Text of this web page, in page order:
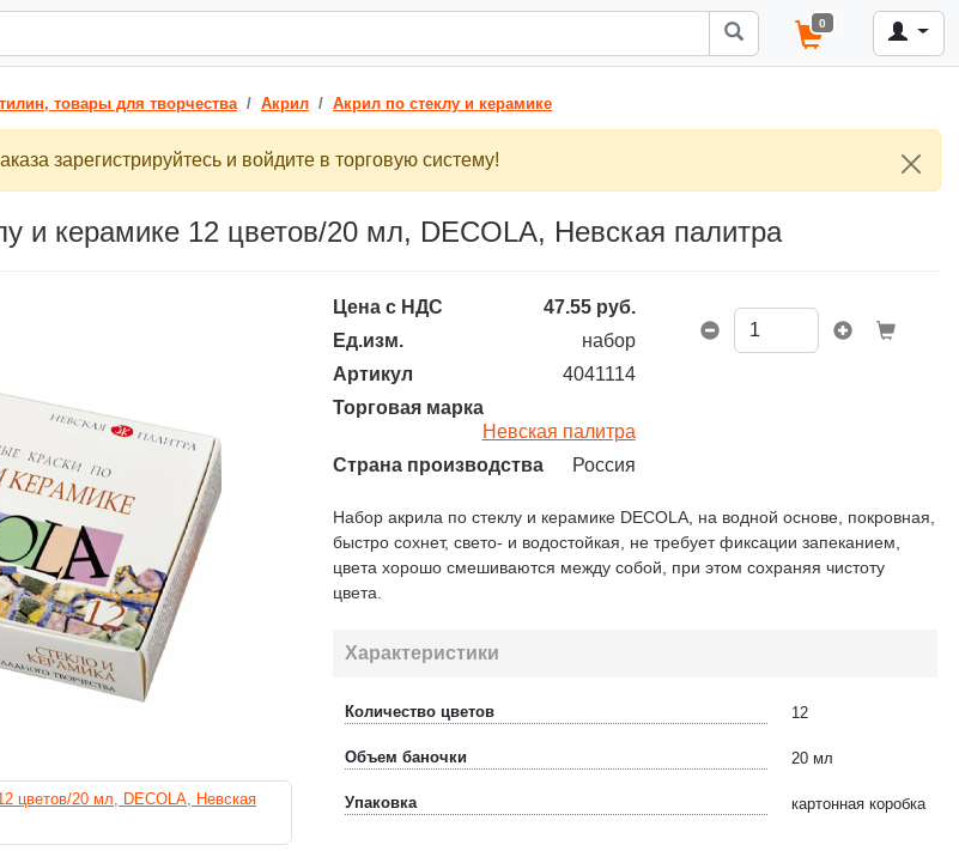
0
товары для творчества Акрил Акрил по стеклу и керамике
зарегистрируйтесь и войдите в торговую систему!
и керамике 12 цветов/20 мл, DECOLA, Невская палитра
Цена с НДС 47.55руб.
Ед.изм.
набор
Артикул
4041114
Торговая марка
Невская палитра
Страна производства
Россия
Набор акрила по стеклу и керамике DECOLA, на водной основе, покровная,
быстро сохнет, свето- и водостойкая, не требует фиксации запеканием,
цвета хорошо смешиваются между собой, при этом сохраняя чистоту
цвета.
Характеристики
Количество цветов 12
Объем баночки 20 мл
Упаковка картонная коробка